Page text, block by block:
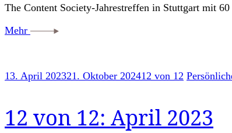
The Content Society-Jahrestreffen in Stuttgart mit
Mehr
13. April 202321. Oktober 202412 von 12
12 von 12: April 2023